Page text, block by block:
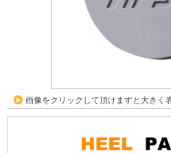
画像をクリックして頂けますと大きく